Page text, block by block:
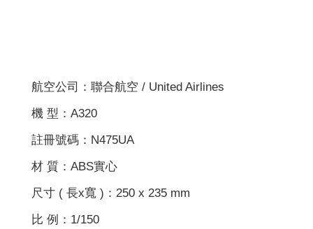
航空公司：聯合航空 / United Airlines
機 型：A320
註冊號碼：N475UA
材 質：ABS實心
尺寸 ( 長x寬 )：250 x 235 mm
比 例：1/150